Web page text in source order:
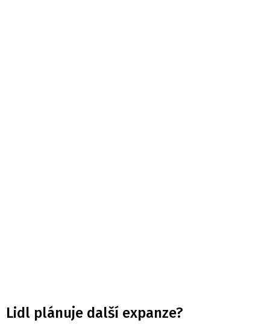
Lidl plánuje další expanze?